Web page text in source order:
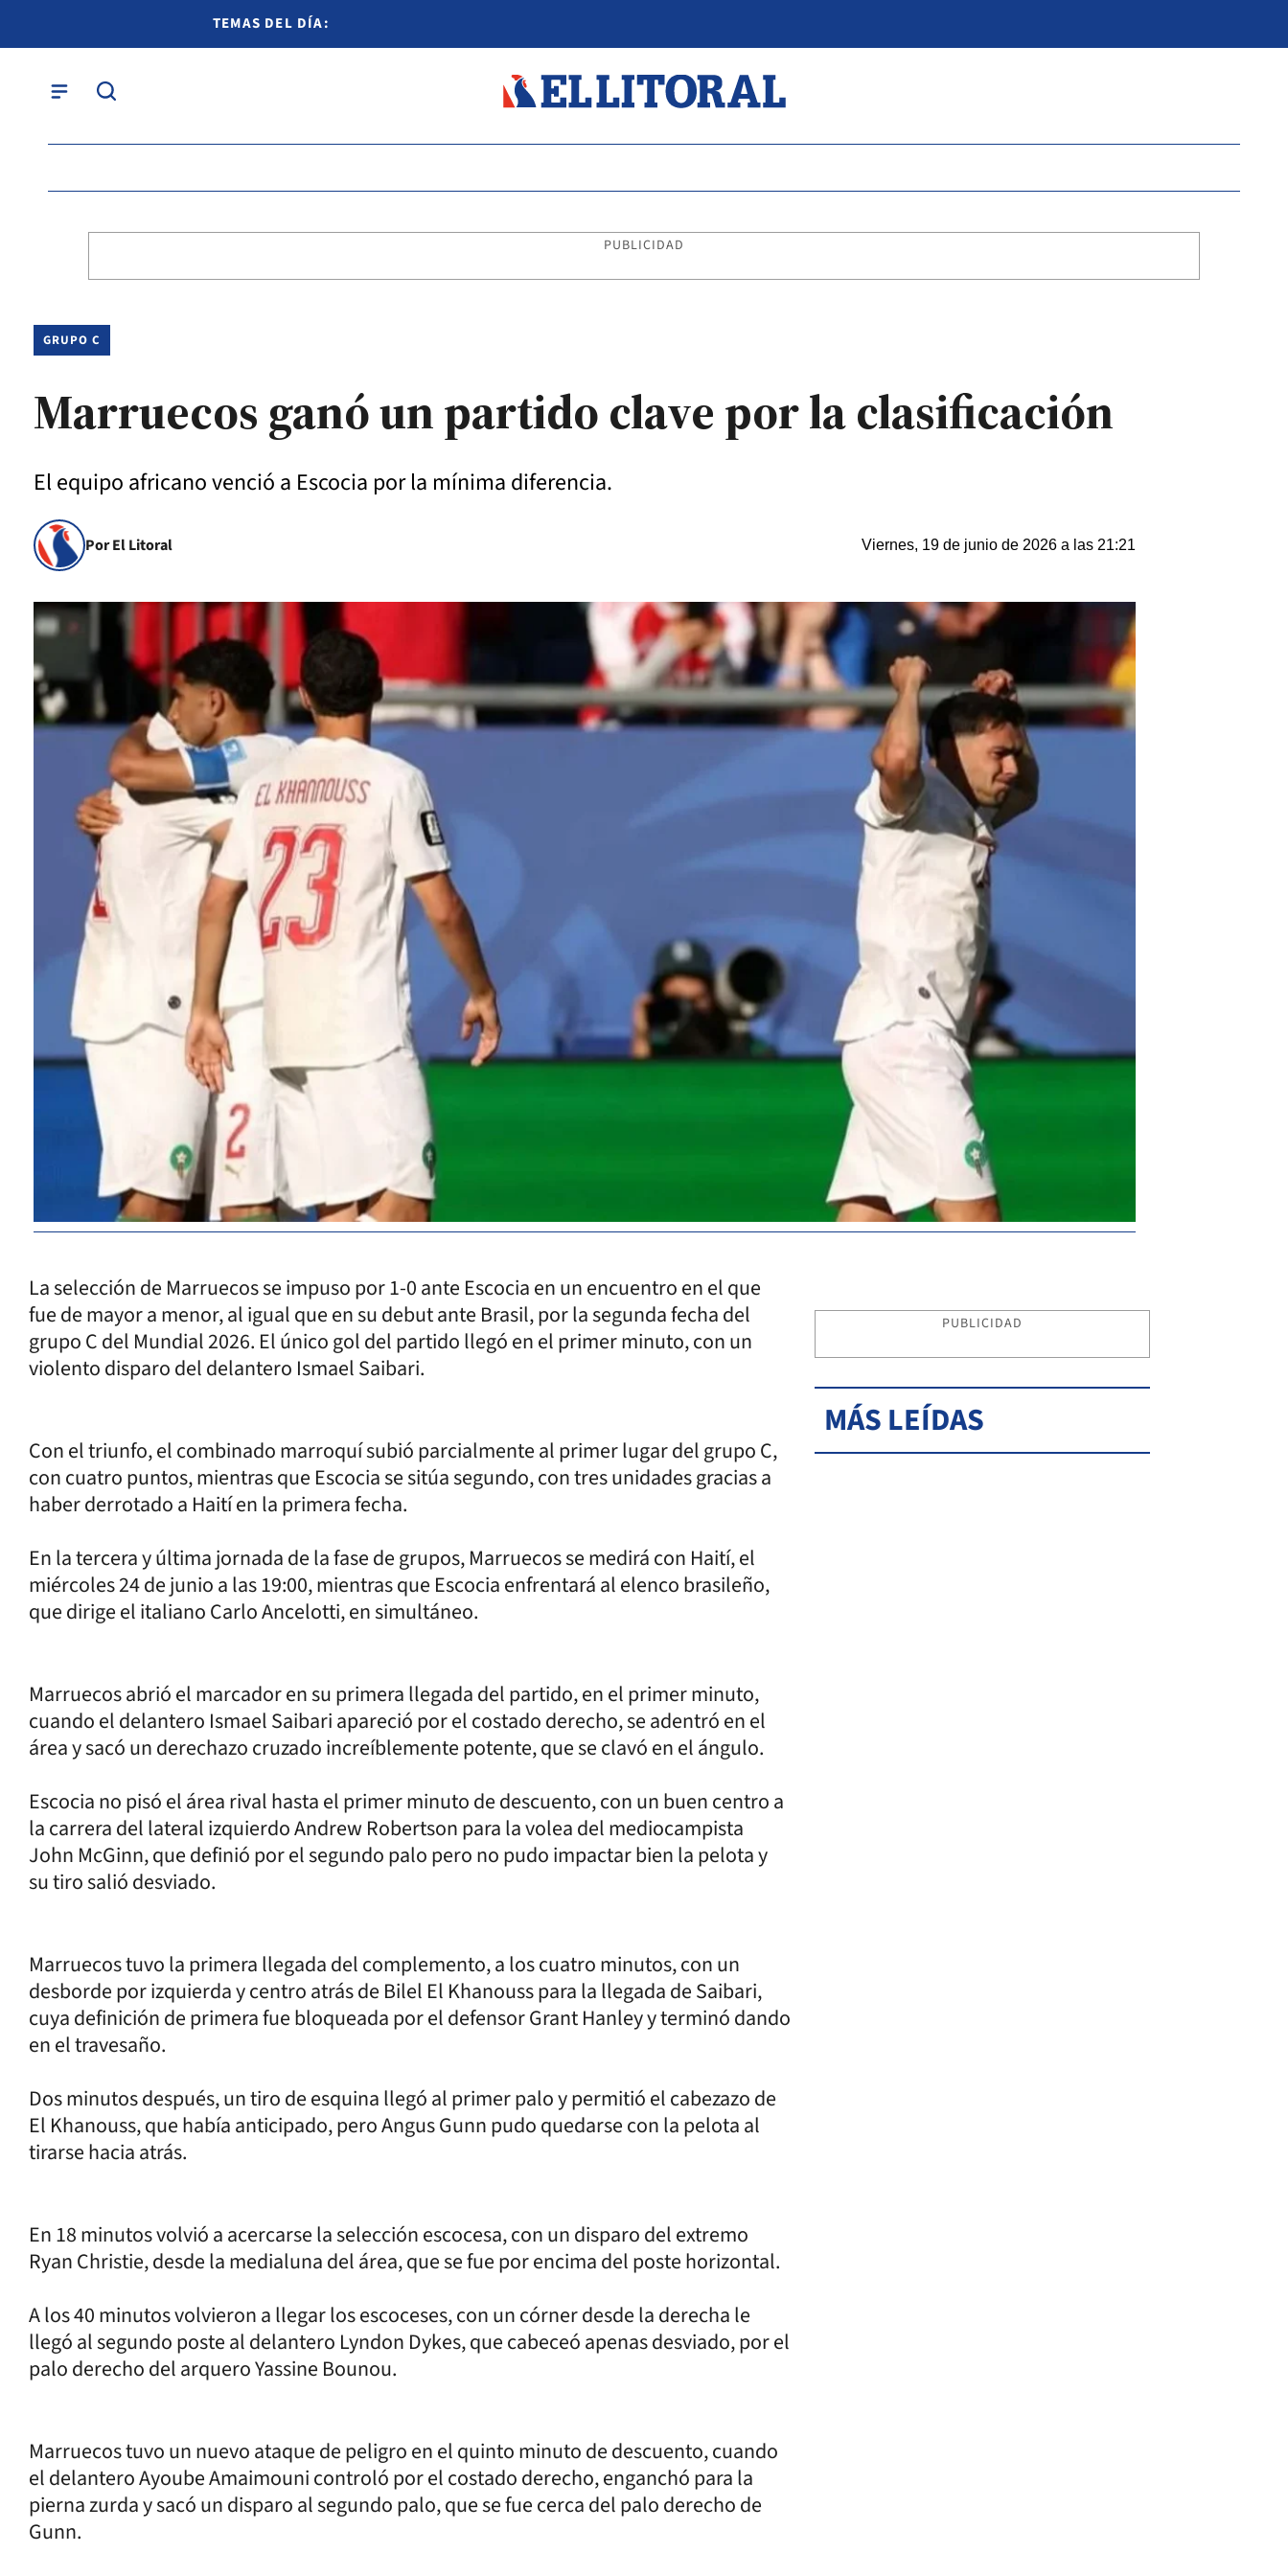
TEMAS DEL DÍA:
PUBLICIDAD
GRUPO C
Marruecos ganó un partido clave por la clasificación
El equipo africano venció a Escocia por la mínima diferencia.
Por El Litoral Viernes, 19 de junio de 2026 a las 21:21
La selección de Marruecos se impuso por 1-0 ante Escocia en un encuentro en el que
fue de mayor a menor, al igual que en su debut ante Brasil, por la segunda fecha del
grupo C del Mundial 2026. El único gol del partido llegó en el primer minuto, con un
violento disparo del delantero Ismael Saibari.
Con el triunfo, el combinado marroquí subió parcialmente al primer lugar del grupo C,
con cuatro puntos, mientras que Escocia se sitúa segundo, con tres unidades gracias a
haber derrotado a Haití en la primera fecha.
En la tercera y última jornada de la fase de grupos, Marruecos se medirá con Haití, el
miércoles 24 de junio a las 19:00, mientras que Escocia enfrentará al elenco brasileño,
que dirige el italiano Carlo Ancelotti, en simultáneo.
Marruecos abrió el marcador en su primera llegada del partido, en el primer minuto,
cuando el delantero Ismael Saibari apareció por el costado derecho, se adentró en el
área y sacó un derechazo cruzado increíblemente potente, que se clavó en el ángulo.
Escocia no pisó el área rival hasta el primer minuto de descuento, con un buen centro a
la carrera del lateral izquierdo Andrew Robertson para la volea del mediocampista
John McGinn, que definió por el segundo palo pero no pudo impactar bien la pelota y
su tiro salió desviado.
Marruecos tuvo la primera llegada del complemento, a los cuatro minutos, con un
desborde por izquierda y centro atrás de Bilel El Khanouss para la llegada de Saibari,
cuya definición de primera fue bloqueada por el defensor Grant Hanley y terminó dando
en el travesaño.
Dos minutos después, un tiro de esquina llegó al primer palo y permitió el cabezazo de
El Khanouss, que había anticipado, pero Angus Gunn pudo quedarse con la pelota al
tirarse hacia atrás.
En 18 minutos volvió a acercarse la selección escocesa, con un disparo del extremo
Ryan Christie, desde la medialuna del área, que se fue por encima del poste horizontal.
A los 40 minutos volvieron a llegar los escoceses, con un córner desde la derecha le
llegó al segundo poste al delantero Lyndon Dykes, que cabeceó apenas desviado, por el
palo derecho del arquero Yassine Bounou.
Marruecos tuvo un nuevo ataque de peligro en el quinto minuto de descuento, cuando
el delantero Ayoube Amaimouni controló por el costado derecho, enganchó para la
pierna zurda y sacó un disparo al segundo palo, que se fue cerca del palo derecho de
Gunn.
PUBLICIDAD
MÁS LEÍDAS